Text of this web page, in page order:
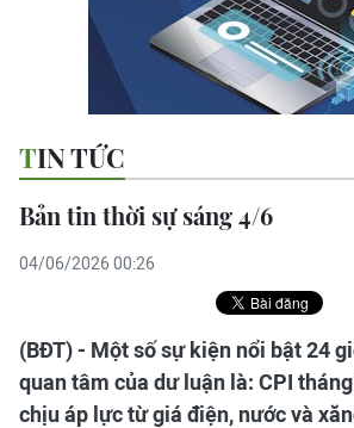
TIN TỨC
Bản tin thời sự sáng 4/6
04/06/2026 00:26
(BĐT) - Một số sự kiện nổi bật 24
quan tâm của dư luận là: CPI
chịu áp lực từ giá điện, nước và